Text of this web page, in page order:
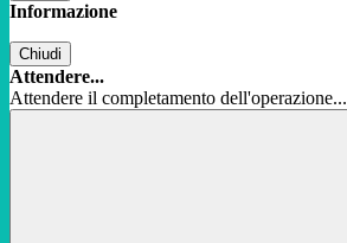
Informazione
Chiudi
Attendere...
Attendere il completamento dell'operazione...